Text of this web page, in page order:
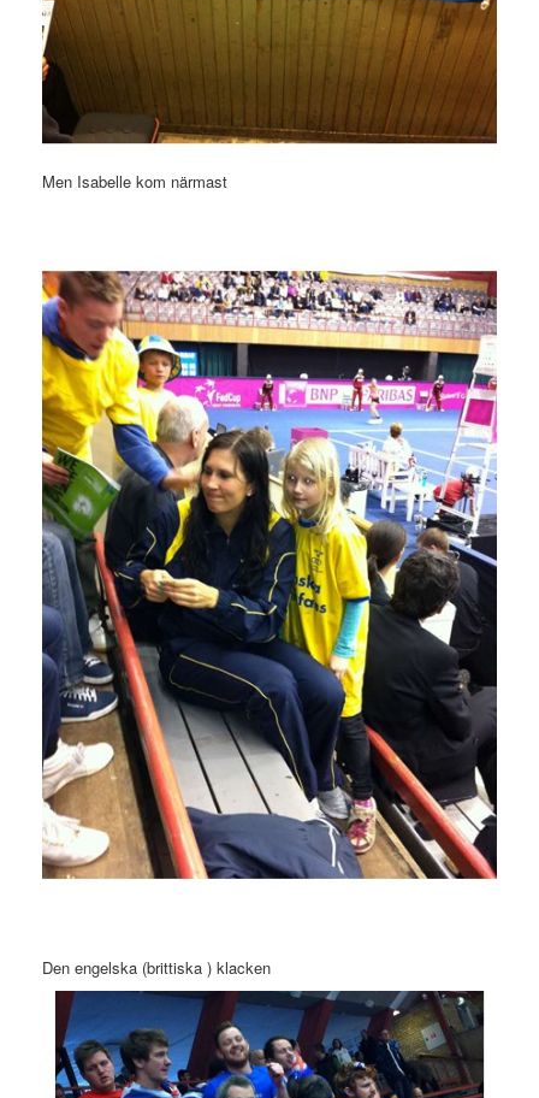
Men Isabelle kom närmast
Den engelska (brittiska ) klacken